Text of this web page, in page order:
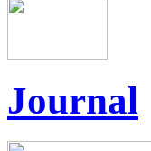
Journal